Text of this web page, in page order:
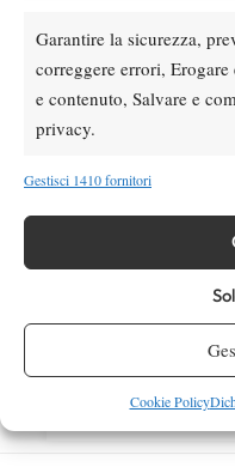
Garantire la sicurezza,
correggere errori,
e contenuto, Salvare e
privacy.
Gestisci 1410 fornitori
Cookie Policy